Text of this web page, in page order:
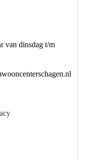
van dinsdag t/m